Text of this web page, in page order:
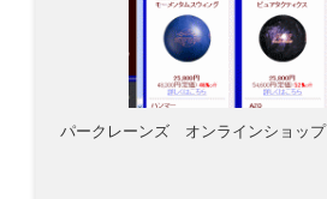
パークレーンズ オンラインショップ